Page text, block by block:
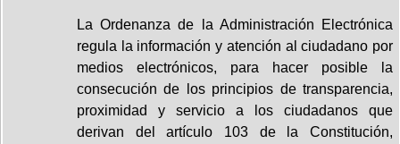
La Ordenanza de la Administración Electrónica
regula la información y atención al ciudadano por
medios electrónicos, para hacer posible la
consecución de los principios de transparencia,
proximidad y servicio a los ciudadanos que
derivan del artículo 103 de la Constitución,